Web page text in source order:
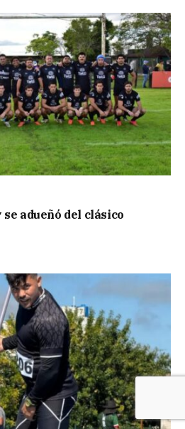
adueñó del clásico